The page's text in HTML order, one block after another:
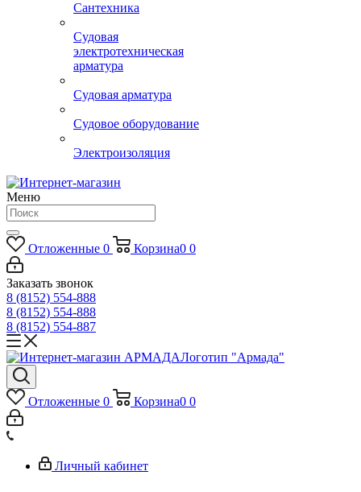
Сантехника
Судовая
электротехническая
арматура
Судовая арматура
Судовое оборудование
Электроизоляция
Меню
Отложенные 0 Корзина0 0
Заказать звонок
8 (8152) 554-888
8 (8152) 554-888
8 (8152) 554-887
Логотип "Армада"
Отложенные 0 Корзина0 0
Личный кабинет